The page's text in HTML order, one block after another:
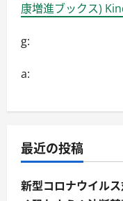
康増進ブックス)
g:
a:
最近の投稿
新型コロナウイル